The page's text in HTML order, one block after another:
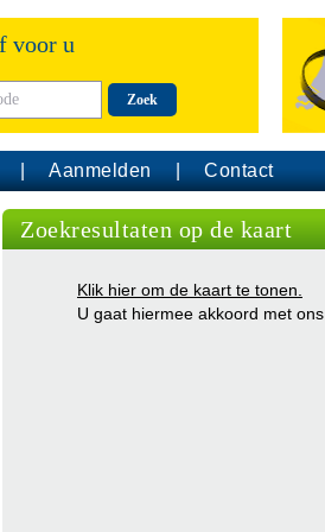
voor u
Zoek
Aanmelden Contact
Zoekresultaten op de kaart
Klik hier om de kaart te tonen.
U gaat hiermee akkoord met ons